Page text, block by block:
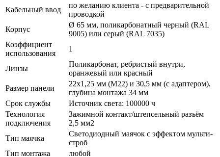
Кабельный ввод
по желанию клиента - с предварительной
проводкой
Корпус
Ø 65 мм, поликарбонатный черный (RAL
9005) или серый (RAL 7035)
Коэффициент
использования
1
Линзы
Поликарбонат, ребристый внутри,
оранжевый или красный
Размер панели
22x1,25 мм (M22) и 30,5 мм (с адаптером),
глубина монтажа 34 мм
Срок службы
Источник света: 100000 ч
Технология
подключения
Зажимной контакт/штепсельный разъём
2,5 мм2
Тип маячка
Светодиодный маячок с эффектом мульти-
строб
Тип монтажа
любой